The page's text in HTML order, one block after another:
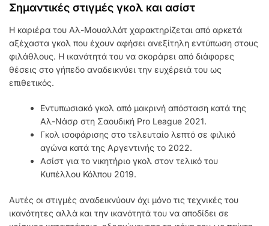
Σημαντικές στιγμές γκολ και ασίστ
Η καριέρα του Αλ-Μουαλλάτ χαρακτηρίζεται από αρκετά
αξέχαστα γκολ που έχουν αφήσει ανεξίτηλη εντύπωση στους
φιλάθλους. Η ικανότητά του να σκοράρει από διάφορες
θέσεις στο γήπεδο αναδεικνύει την ευχέρειά του ως
επιθετικός.
Εντυπωσιακό γκολ από μακρινή απόσταση κατά της
Αλ-Νάσρ στη Σαουδική Pro League 2021.
Γκολ ισοφάρισης στο τελευταίο λεπτό σε φιλικό
αγώνα κατά της Αργεντινής το 2022.
Ασίστ για το νικητήριο γκολ στον τελικό του
Κυπέλλου Κόλπου 2019.
Αυτές οι στιγμές αναδεικνύουν όχι μόνο τις τεχνικές του
ικανότητες αλλά και την ικανότητά του να αποδίδει σε